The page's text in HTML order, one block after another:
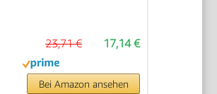
Muskelmasse, Wasser,
Protein,
Skelettmuskel,
17,14 €
23,71 €
Bei Amazon ansehen